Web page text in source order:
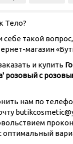
Тело?
себе такой
магазин
и купить
розовый с
нам по
оптимальный